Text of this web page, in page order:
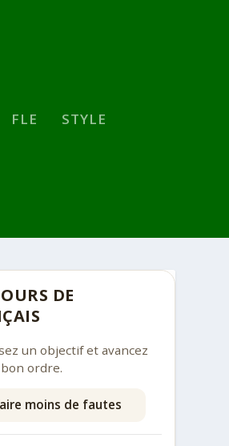
FLE STYLE
DE
un objectif et avancez
ordre.
moins de fautes